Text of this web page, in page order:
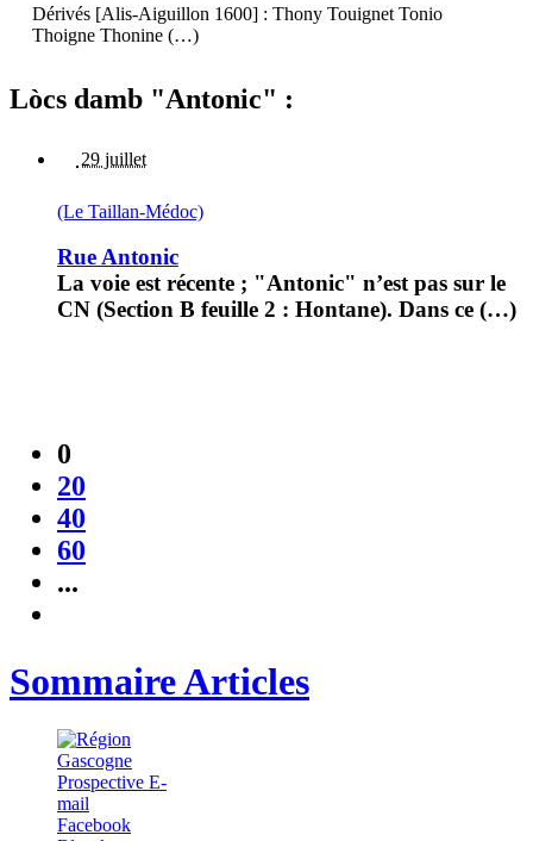
Dérivés [Alis-Aiguillon 1600] : Thony Touignet Tonio
Thoigne Thonine (…)
Lòcs damb "Antonic" :
29 juillet
(Le Taillan-Médoc)
Rue Antonic
La voie est récente ; "Antonic" n’est pas sur le
CN (Section B feuille 2 : Hontane). Dans ce (…)
0
20
40
60
...
Sommaire Articles